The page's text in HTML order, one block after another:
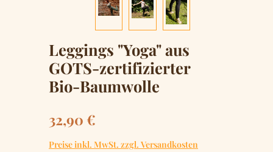
Leggings "Yoga" aus
GOTS-zertifizierter
Bio-Baumwolle
Regulärer Preis:
32,90 €
Preise inkl. MwSt. zzgl. Versandkosten